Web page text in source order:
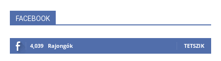
FACEBOOK
4,039 Rajongók TETSZIK